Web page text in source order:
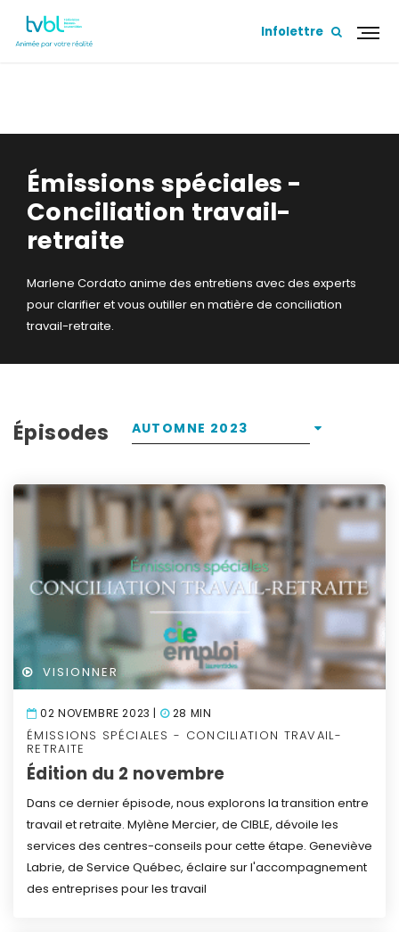
Infolettre
Émissions spéciales -
Conciliation travail-
retraite
Marlene Cordato anime des entretiens avec des experts
pour clarifier et vous outiller en matière de conciliation
travail-retraite.
Épisodes AUTOMNE 2023
VISIONNER
02 NOVEMBRE 2023 | 28 MIN
ÉMISSIONS SPÉCIALES - CONCILIATION TRAVAIL-
RETRAITE
Édition du 2 novembre
Dans ce dernier épisode, nous explorons la transition entre
travail et retraite. Mylène Mercier, de CIBLE, dévoile les
services des centres-conseils pour cette étape. Geneviève
Labrie, de Service Québec, éclaire sur l'accompagnement
des entreprises pour les travail